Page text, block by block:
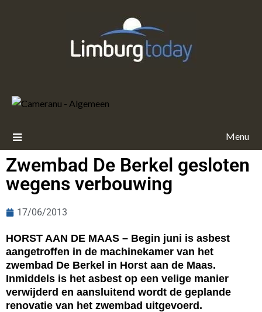
Menu
Zwembad De Berkel gesloten
wegens verbouwing
17/06/2013
HORST AAN DE MAAS – Begin juni is asbest
aangetroffen in de machinekamer van het
zwembad De Berkel in Horst aan de Maas.
Inmiddels is het asbest op een velige manier
verwijderd en aansluitend wordt de geplande
renovatie van het zwembad uitgevoerd.